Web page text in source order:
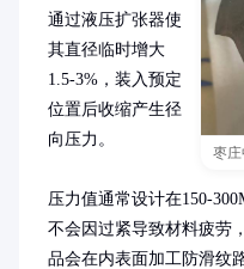
枣庄
通过液压扩张器使
其直径临时增大
1.5-3%，装入预定
位置后收缩产生径
向压力。
压力值通常设计在150-
不会因过紧导致材料疲劳
品会在内表面加工防滑纹